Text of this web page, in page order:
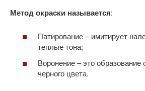
Метод окраски называется:
Патирование – имитирует
теплые тона;
Воронение – это образование
черного цвета.